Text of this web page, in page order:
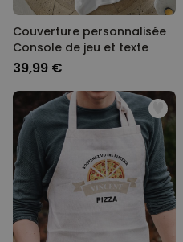
Couverture personnalisée
Console de jeu et texte
39,99 €